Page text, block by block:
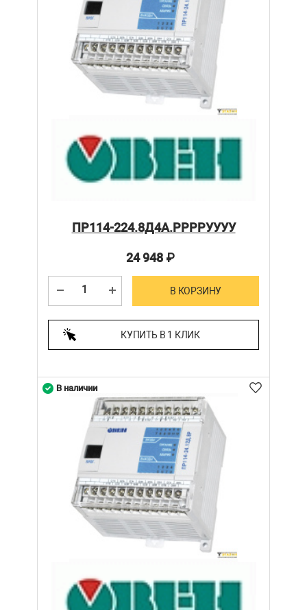
ПР114-224.8Д4А.РРРРУУУУ
24 948₽
В КОРЗИНУ
КУПИТЬ В 1 КЛИК
В наличии